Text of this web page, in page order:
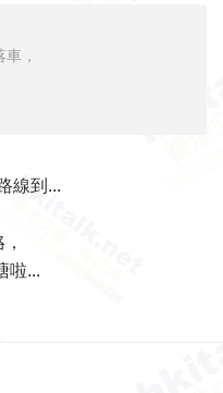
，
線到...
啦...